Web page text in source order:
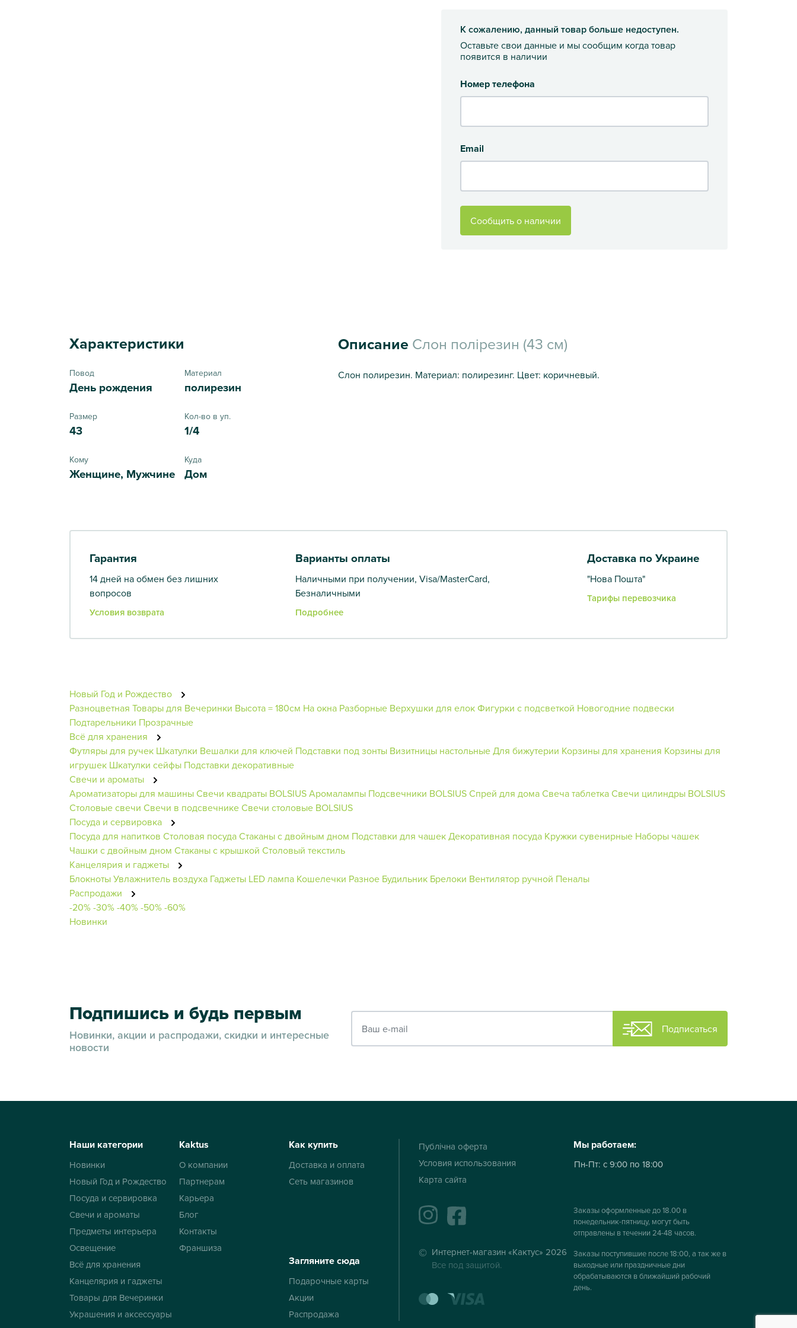
К сожалению, данный товар больше недоступен.
Оставьте свои данные и мы сообщим когда товар
появится в наличии
Номер телефона
Email
Сообщить о наличии
Характеристики
Повод
День рождения
Материал
полирезин
Размер
43
Кол-во в уп.
1/4
Кому
Женщине, Мужчине
Куда
Дом
Описание Слон полірезин (43 см)
Слон полирезин. Материал: полирезинг. Цвет: коричневый.
Гарантия
14 дней на обмен без лишних
вопросов
Условия возврата
Варианты оплаты
Наличными при получении, Visa/MasterCard,
Безналичными
Подробнее
Доставка по Украине
"Нова Пошта"
Тарифы перевозчика
Новый Год и Рождество
Разноцветная Товары для Вечеринки Высота = 180см На окна Разборные Верхушки для елокФигурки с подсветкой Новогодние подвески
Подтарельники Прозрачные
Всё для хранения
Футляры для ручек Шкатулки Вешалки для ключей Подставки под зонты Визитницы настольныеДля бижутерии Корзины для хранения Корзины для
игрушек Шкатулки сейфы Подставки декоративные
Свечи и ароматы
Ароматизаторы для машиныСвечи квадраты BOLSIUSАромалампы Подсвечники BOLSIUSСпрей для домаСвеча таблеткаСвечи цилиндры BOLSIUS
Столовые свечи Свечи в подсвечникеСвечи столовые BOLSIUS
Посуда и сервировка
Посуда для напитков Столовая посудаСтаканы с двойным дном Подставки для чашекДекоративная посуда Кружки сувенирные Наборы чашек
Чашки с двойным дном Стаканы с крышкой Столовый текстиль
Канцелярия и гаджеты
БлокнотыУвлажнитель воздуха Гаджеты LED лампа Кошелечки Разное Будильник Брелоки Вентилятор ручной Пеналы
Распродажи
-20%-30%-40%-50%-60%
Новинки
Подпишись и будь первым
Новинки, акции и распродажи, скидки и интересные
новости
Подписаться
Наши категории
Новинки
Новый Год и Рождество
Посуда и сервировка
Свечи и ароматы
Предметы интерьера
Освещение
Всё для хранения
Канцелярия и гаджеты
Товары для Вечеринки
Украшения и аксессуары
Kaktus
О компании
Партнерам
Карьера
Блог
Контакты
Франшиза
Как купить
Доставка и оплата
Сеть магазинов
Загляните сюда
Подарочные карты
Акции
Распродажа
Публічна оферта
Условия использования
Карта сайта
instagramfacebook
Интернет-магазин «Кактус» 2026
Все под защитой.
mastercard
Мы работаем:
Пн-Пт: с 9:00 по 18:00
Заказы оформленные до 18.00 в
понедельник-пятницу, могут быть
отправлены в течении 24-48 часов.
Заказы поступившие после 18:00, а так же в
выходные или праздничные дни
обрабатываются в ближайший рабочий
день.